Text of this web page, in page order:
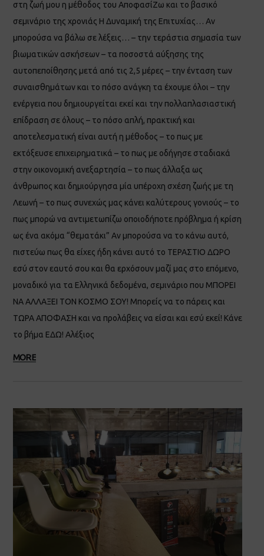
στη ζωή μου η μέθοδος του ΑποφασίΖω και το βασικό
σεμινάριο της χρονιάς Η Δυναμική της Επιτυχίας… Αν
μπορούσα να βάλω σε λέξεις… – την τεράστια σημασία των
βιωματικών ασκήσεων – τα ποσοστά αύξησης της
αυτοπεποίθησης μετά από τις 2,5 μέρες – την ένταση των
συναισθημάτων και το πόσο ανάγκη τα έχουμε όλοι – την
ενέργεια που δημιουργείται εκεί και την πολλαπλασιαστική
επίδραση σε όλους – το πόσο απλή, πρακτική και
αποτελεσματική είναι αυτή η μέθοδος – το πως με
εκτόξευσε επιχειρηματικά – το πως με οδήγησε σταδιακά
στην οικονομική ανεξαρτησία – το πως άλλαξα ως
άνθρωπος και δημιούργησα μία υπέροχη σχέση ζωής με τη
Λεωνή – το πως συνεχώς μας κάνει καλύτερους γονιούς – το
πως μπορώ να αντιμετωπίζω οποιοδήποτε πρόβλημα ή κρίση
ως ένα ακόμα “θεματάκι” Αν μπορούσα να το κάνω αυτό,
πιστεύω πως θα είχες ήδη κάνει αυτό το ΤΕΡΑΣΤΙΟ ΔΩΡΟ
εσύ στον εαυτό σου και θα ερχόσουν μαζί μας στο επόμενο,
μοναδικό για τα Ελληνικά δεδομένα, σεμινάριο που ΜΠΟΡΕΙ
ΝΑ ΑΛΛΑΞΕΙ ΤΟΝ ΚΟΣΜΟ ΣΟΥ! Μπορείς να το πάρεις και
ΤΩΡΑ ΑΠΟΦΑΣΗ και να προλάβεις να είσαι και εσύ εκεί! Κάνε
το βήμα ΕΔΩ! Αλέξιος
MORE